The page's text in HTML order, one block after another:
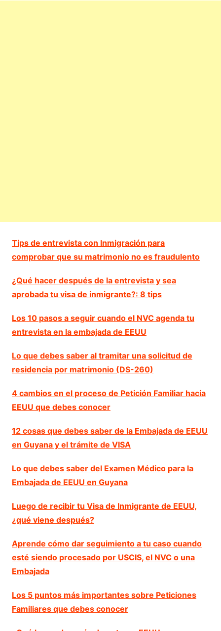
Tips de entrevista con Inmigración para
comprobar que su matrimonio no es fraudulento
¿Qué hacer después de la entrevista y sea
aprobada tu visa de inmigrante?: 8 tips
Los 10 pasos a seguir cuando el NVC agenda tu
entrevista en la embajada de EEUU
Lo que debes saber al tramitar una solicitud de
residencia por matrimonio (DS-260)
4 cambios en el proceso de Petición Familiar hacia
EEUU que debes conocer
12 cosas que debes saber de la Embajada de EEUU
en Guyana y el trámite de VISA
Lo que debes saber del Examen Médico para la
Embajada de EEUU en Guyana
Luego de recibir tu Visa de Inmigrante de EEUU,
¿qué viene después?
Aprende cómo dar seguimiento a tu caso cuando
esté siendo procesado por USCIS, el NVC o una
Embajada
Los 5 puntos más importantes sobre Peticiones
Familiares que debes conocer